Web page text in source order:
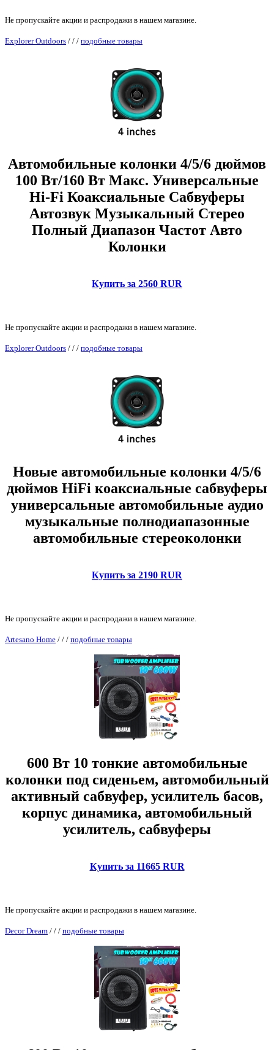
Не пропускайте акции и распродажи в нашем магазине.
Explorer Outdoors / / / подобные товары
Автомобильные колонки 4/5/6 дюймов
100 Вт/160 Вт Макс. Универсальные
Hi-Fi Коаксиальные Сабвуферы
Автозвук Музыкальный Стерео
Полный Диапазон Частот Авто
Колонки
Купить за 2560 RUR
Не пропускайте акции и распродажи в нашем магазине.
Explorer Outdoors / / / подобные товары
Новые автомобильные колонки 4/5/6
дюймов HiFi коаксиальные сабвуферы
универсальные автомобильные аудио
музыкальные полнодиапазонные
автомобильные стереоколонки
Купить за 2190 RUR
Не пропускайте акции и распродажи в нашем магазине.
Artesano Home / / / подобные товары
600 Вт 10 тонкие автомобильные
колонки под сиденьем, автомобильный
активный сабвуфер, усилитель басов,
корпус динамика, автомобильный
усилитель, сабвуферы
Купить за 11665 RUR
Не пропускайте акции и распродажи в нашем магазине.
Decor Dream / / / подобные товары